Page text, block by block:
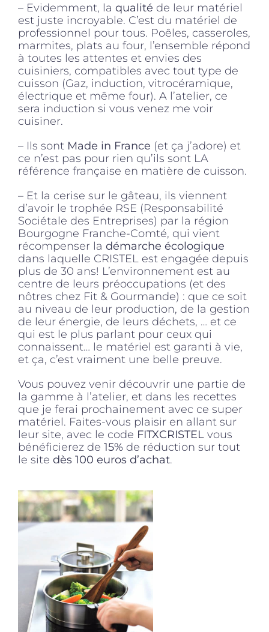
– Evidemment, la qualité de leur matériel
est juste incroyable. C’est du matériel de
professionnel pour tous. Poêles, casseroles,
marmites, plats au four, l’ensemble répond
à toutes les attentes et envies des
cuisiniers, compatibles avec tout type de
cuisson (Gaz, induction, vitrocéramique,
électrique et même four). A l’atelier, ce
sera induction si vous venez me voir
cuisiner.
– Ils sont Made in France (et ça j’adore) et
ce n’est pas pour rien qu’ils sont LA
référence française en matière de cuisson.
– Et la cerise sur le gâteau, ils viennent
d’avoir le trophée RSE (Responsabilité
Sociétale des Entreprises) par la région
Bourgogne Franche-Comté, qui vient
récompenser la démarche écologique
dans laquelle CRISTEL est engagée depuis
plus de 30 ans! L’environnement est au
centre de leurs préoccupations (et des
nôtres chez Fit & Gourmande) : que ce soit
au niveau de leur production, de la gestion
de leur énergie, de leurs déchets, … et ce
qui est le plus parlant pour ceux qui
connaissent… le matériel est garanti à vie,
et ça, c’est vraiment une belle preuve.
Vous pouvez venir découvrir une partie de
la gamme à l’atelier, et dans les recettes
que je ferai prochainement avec ce super
matériel. Faites-vous plaisir en allant sur
leur site, avec le code FITXCRISTELvous
bénéficierez de 15%de réduction sur tout
le site dès 100 euros d’achat.